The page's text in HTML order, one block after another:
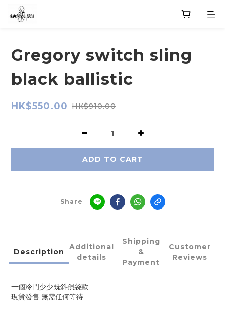
Gregory switch sling
black ballistic
HK$550.00 HK$910.00
ADD TO CART
Share
Description
Additional
details
Shipping
&
Payment
Customer
Reviews
一個冷門少少既斜孭袋款
現貨發售 無需任何等待
-